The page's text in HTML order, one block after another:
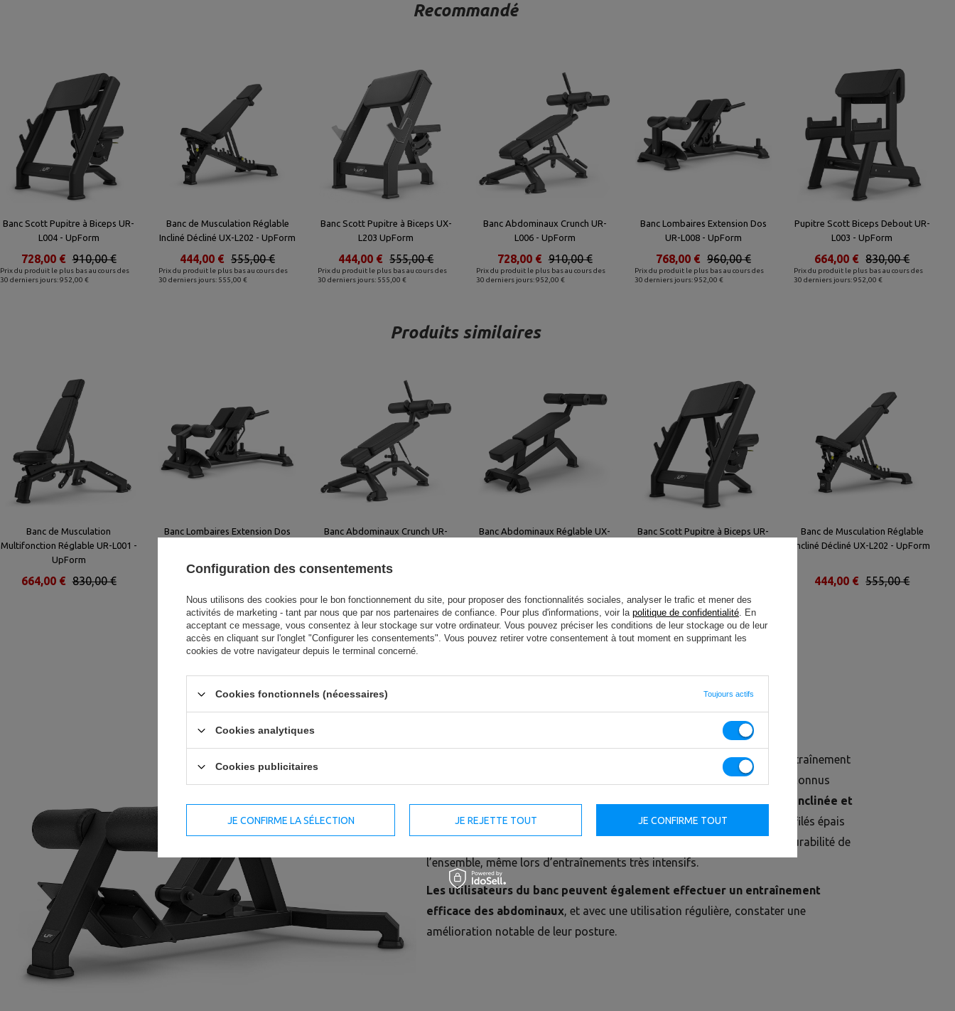
Recommandé
Banc Scott Pupitre à Biceps UR-
L004 - UpForm
Prix du produit le plus bas au cours des
30 derniers jours: 952,00 €
910,00 €
728,00 €
Banc de Musculation Réglable
Incliné Décliné UX-L202 - UpForm
Prix du produit le plus bas au cours des
30 derniers jours: 555,00 €
555,00 €
444,00 €
Banc Scott Pupitre à Biceps UX-
L203 UpForm
Prix du produit le plus bas au cours des
30 derniers jours: 555,00 €
555,00 €
444,00 €
Banc Abdominaux Crunch UR-
L006 - UpForm
Prix du produit le plus bas au cours des
30 derniers jours: 952,00 €
910,00 €
728,00 €
Banc Lombaires Extension Dos
UR-L008 - UpForm
Prix du produit le plus bas au cours des
30 derniers jours: 952,00 €
960,00 €
768,00 €
Pupitre Scott Biceps Debout UR-
L003 - UpForm
Prix du produit le plus bas au cours des
30 derniers jours: 952,00 €
830,00 €
664,00 €
Produits similaires
Banc de Musculation
Multifonction Réglable UR-L001 -
UpForm
830,00 €
664,00 €
Banc Lombaires Extension Dos
Banc Abdominaux Crunch UR-
Banc Abdominaux Réglable UX-
Banc Scott Pupitre à Biceps UR-
Banc de Musculation Réglable
Incliné Décliné UX-L202 - UpForm
555,00 €
444,00 €
Extenseurs du dos – renforcer le corps et améliorer la posture
est un appareil conçu principalement pour l’entraînement
des muscles du dos, en particulier les extenseurs. Les exercices les plus connus
les extensions du buste en position inclinée et
les extensions du dos sur le banc
. Sa construction repose sur des profilés épais
de 100 × 50 mm avec une paroi de 3 mm, garantissant la solidité et la durabilité de
l’ensemble, même lors d’entraînements très intensifs.
Les utilisateurs du banc peuvent également effectuer un entraînement
efficace des abdominaux, et avec une utilisation régulière, constater une
amélioration notable de leur posture.
Configuration des consentements
Nous utilisons des cookies pour le bon fonctionnement du site, pour proposer des fonctionnalités sociales, analyser le trafic et mener des
activités de marketing - tant par nous que par nos partenaires de confiance. Pour plus d'informations, voir la politique de confidentialité. En
acceptant ce message, vous consentez à leur stockage sur votre ordinateur. Vous pouvez préciser les conditions de leur stockage ou de leur
accès en cliquant sur l'onglet "Configurer les consentements". Vous pouvez retirer votre consentement à tout moment en supprimant les
cookies de votre navigateur depuis le terminal concerné.
Cookies fonctionnels (nécessaires) Toujours actifs
Cookies analytiques
Cookies publicitaires
JE CONFIRME LA SÉLECTION JE REJETTE TOUT JE CONFIRME TOUT